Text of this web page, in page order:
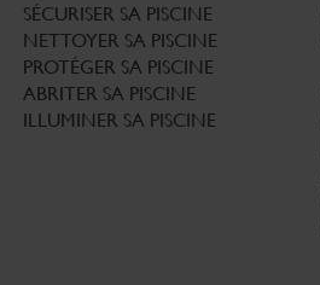
SÉCURISER SA PISCINE
NETTOYER SA PISCINE
PROTÉGER SA PISCINE
ABRITER SA PISCINE
ILLUMINER SA PISCINE